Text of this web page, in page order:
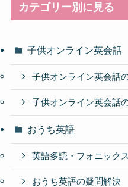
カテゴリー別に見る
子供オンライン英会話
子供オンライン英会話
子供オンライン英会話
おうち英語
英語多読・フォニックス
おうち英語の疑問解決